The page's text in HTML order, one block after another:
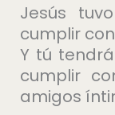
Jesús
cumplir
Y tú
cumplir
amigos